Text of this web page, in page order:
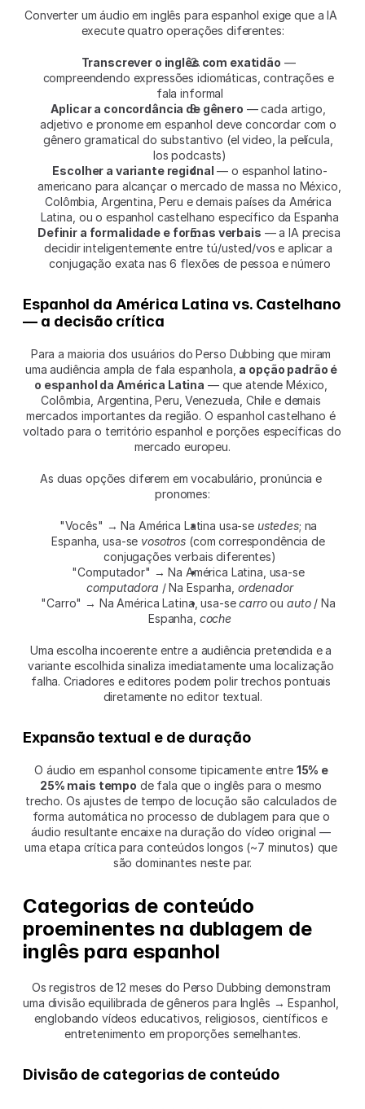
Converter um áudio em inglês para espanhol exige que a IA
execute quatro operações diferentes:
Transcrever o inglês com exatidão —
compreendendo expressões idiomáticas, contrações e
fala informal
Aplicar a concordância de gênero — cada artigo,
adjetivo e pronome em espanhol deve concordar com o
gênero gramatical do substantivo (el video, la película,
los podcasts)
Escolher a variante regional — o espanhol latino-
americano para alcançar o mercado de massa no México,
Colômbia, Argentina, Peru e demais países da América
Latina, ou o espanhol castelhano específico da Espanha
Definir a formalidade e formas verbais — a IA precisa
decidir inteligentemente entre tú/usted/vos e aplicar a
conjugação exata nas 6 flexões de pessoa e número
Espanhol da América Latina vs. Castelhano
— a decisão crítica
Para a maioria dos usuários do Perso Dubbing que miram
uma audiência ampla de fala espanhola, a opção padrão é
o espanhol da América Latina — que atende México,
Colômbia, Argentina, Peru, Venezuela, Chile e demais
mercados importantes da região. O espanhol castelhano é
voltado para o território espanhol e porções específicas do
mercado europeu.
As duas opções diferem em vocabulário, pronúncia e
pronomes:
"Vocês" → Na América Latina usa-se ustedes; na
Espanha, usa-se vosotros (com correspondência de
conjugações verbais diferentes)
"Computador" → Na América Latina, usa-se
computadora / Na Espanha, ordenador
"Carro" → Na América Latina, usa-se carro ou auto / Na
Espanha, coche
Uma escolha incoerente entre a audiência pretendida e a
variante escolhida sinaliza imediatamente uma localização
falha. Criadores e editores podem polir trechos pontuais
diretamente no editor textual.
Expansão textual e de duração
O áudio em espanhol consome tipicamente entre 15% e
25% mais tempo de fala que o inglês para o mesmo
trecho. Os ajustes de tempo de locução são calculados de
forma automática no processo de dublagem para que o
áudio resultante encaixe na duração do vídeo original —
uma etapa crítica para conteúdos longos (~7 minutos) que
são dominantes neste par.
Categorias de conteúdo
proeminentes na dublagem de
inglês para espanhol
Os registros de 12 meses do Perso Dubbing demonstram
uma divisão equilibrada de gêneros para Inglês → Espanhol,
englobando vídeos educativos, religiosos, científicos e
entretenimento em proporções semelhantes.
Divisão de categorias de conteúdo